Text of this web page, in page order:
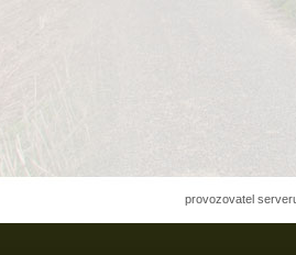
provozovatel